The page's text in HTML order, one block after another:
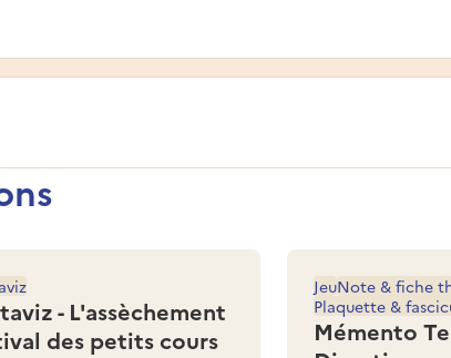
- L'assèchement
des petits cours
Mémento
JeuNote & fiche
Plaquette &